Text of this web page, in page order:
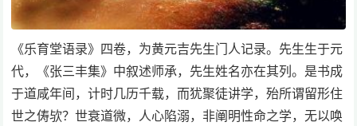
《乐育堂语录》四卷，为黄元吉先生门人记录。先生生于元
代，《张三丰集》中叙述师承，先生姓名亦在其列。是书成
于道咸年间，计时几历千载，而犹聚徒讲学，殆所谓留形住
世之俦欤？世衰道微，人心陷溺，非阐明性命之学，无以唤